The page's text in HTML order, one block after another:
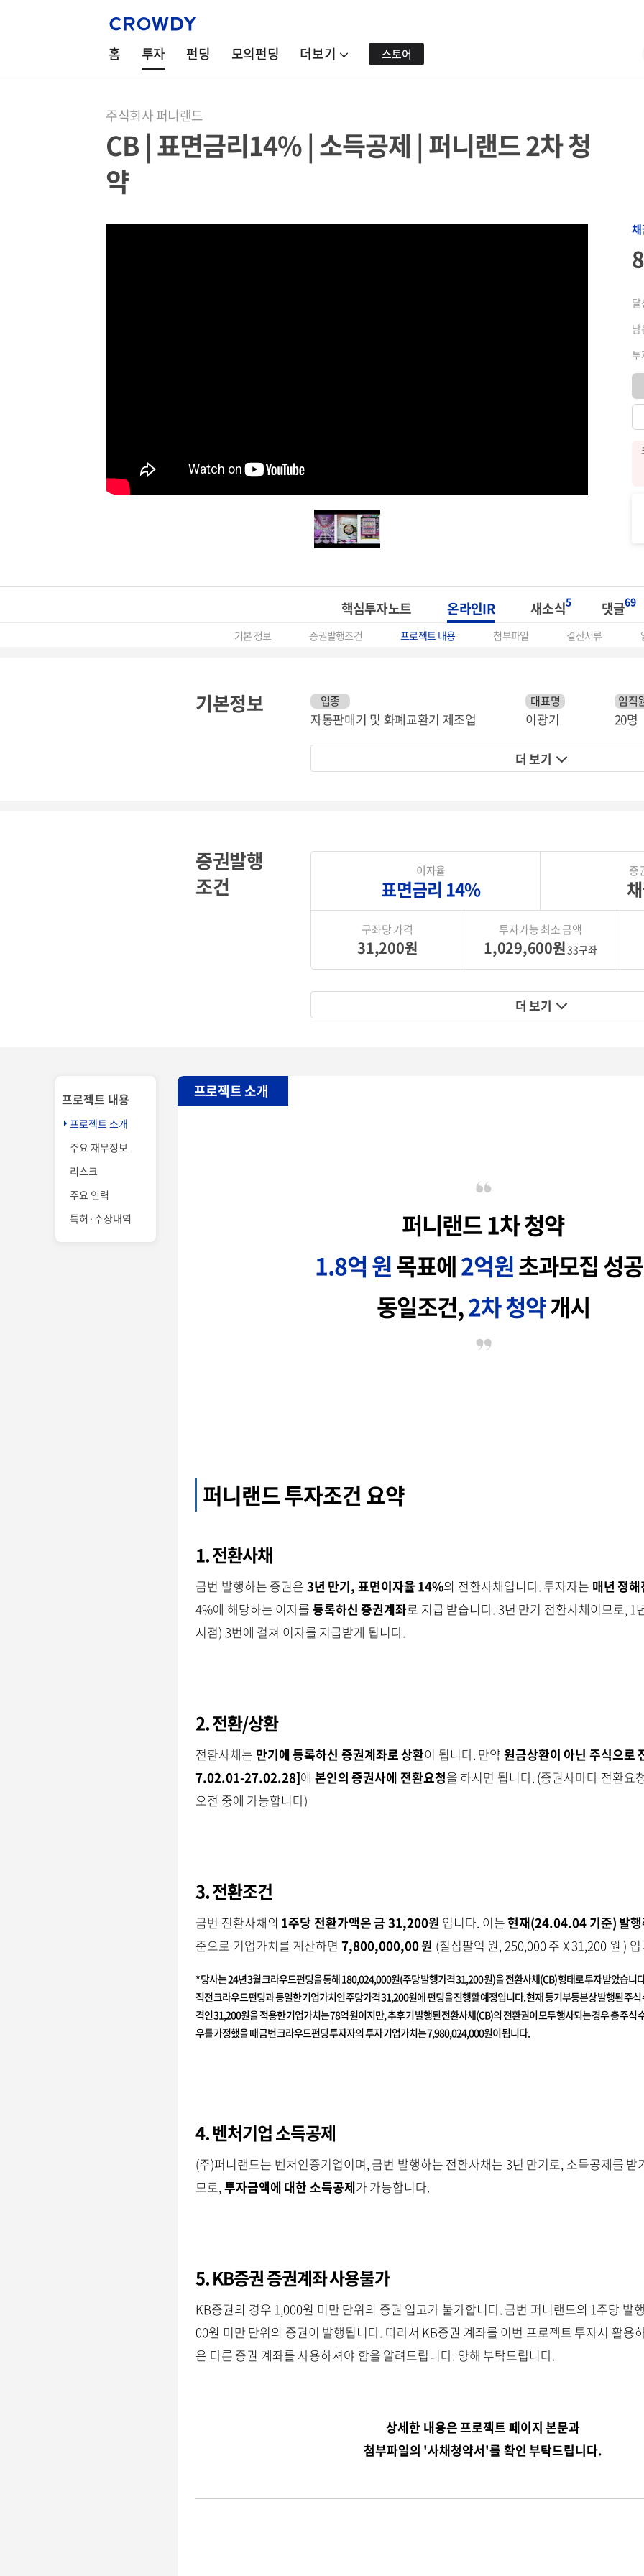
홈 투자 펀딩 모의펀딩 더보기 스토어
주식회사 퍼니랜드
CB | 표면금리14% | 소득공제 | 퍼니랜드 2차 청
약
달
남
투
핵심투자노트 온라인IR 새소식5 댓글69
기본 정보 증권발행조건 프로젝트 내용 첨부파일 결산서류
기본정보 업종
자동판매기 및 화폐교환기 제조업
대표명
이광기
임직
20명
더 보기
증권발행
조건
이자율
표면금리 14%
증
구좌당 가격
31,200원
투자가능 최소 금액
1,029,600원33구좌
더 보기
프로젝트 내용
프로젝트 소개
주요 재무정보
리스크
주요 인력
특허·수상내역
프로젝트 소개
퍼니랜드 1차 청약
1.8억 원목표에2억원초과모집 성
동일조건,2차 청약개시
퍼니랜드 투자조건 요약
1. 전환사채
금번 발행하는 증권은 3년 만기, 표면이자율 14%의 전환사채입니다. 투자자는 매년 정
4%에 해당하는 이자를 등록하신 증권계좌로 지급 받습니다. 3년 만기 전환사채이므로, 1
시점) 3번에 걸쳐 이자를 지급받게 됩니다.
2. 전환/상환
전환사채는 만기에 등록하신 증권계좌로 상환이 됩니다. 만약 원금상환이 아닌 주식으로
7.02.01-27.02.28]에 본인의 증권사에 전환요청을 하시면 됩니다. (증권사마다 전환요
오전 중에 가능합니다)
3. 전환조건
금번 전환사채의 1주당 전환가액은 금 31,200원 입니다. 이는현재(24.04.04 기준) 발
준으로 기업가치를 계산하면 7,800,000,00 원 (칠십팔억 원, 250,000 주 X 31,200 원 )
* 당사는 24년 3월 크라우드펀딩을 통해 180,024,000원(주당 발행가격 31,200 원)을 전환사채(CB) 형태로 투자 받았습니
직전 크라우드펀딩과 동일한 기업가치인 주당가격 31,200원에 펀딩을 진행할 예정입니다. 현재 등기부등본상 발행된 주
격인 31,200원을 적용한 기업가치는 78억 원이지만, 추후 기 발행된 전환사채(CB)의 전환권이 모두 행사되는 경우 총 주식
우를 가정했을 때 금번 크라우드펀딩 투자자의 투자 기업가치는 7,980,024,000원이 됩니다.
4. 벤처기업 소득공제
(주)퍼니랜드는 벤처인증기업이며, 금번 발행하는 전환사채는 3년 만기로, 소득공제를
므로, 투자금액에 대한 소득공제가 가능합니다.
5. KB증권 증권계좌 사용불가
KB증권의 경우 1,000원 미만 단위의 증권 입고가 불가합니다. 금번 퍼니랜드의 1주당 발
00원 미만 단위의 증권이 발행됩니다. 따라서 KB증권 계좌를 이번 프로젝트 투자시 활용
은 다른 증권 계좌를 사용하셔야 함을 알려드립니다. 양해 부탁드립니다.
상세한 내용은 프로젝트 페이지 본문과
첨부파일의 '사채청약서'를 확인 부탁드립니다.